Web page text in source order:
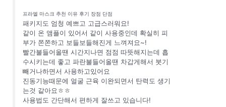
프라엘 마스크 추천 이유 후기 장점 단점
패키지도 엄청 예쁘고 고급스러워요!
같이 온 앰플이 있어서 같이 사용중인데 확실히 피
부가 쫀쫀하고 보들보들해진게 느껴져요~!
빨간불들어올땐 시간지나면 점점 따뜻해지는데 흡
수시키는데 좋고 파란불들어올땐 차갑게해서 붓기
빼거나하면서 사용하고있어요
진동기능때문에 얼굴 근육 이완되면서 탄력도 생기
는것 같아요ㅎㅎ
사용법도 간단해서 편하게 잘쓰고 있습니다!